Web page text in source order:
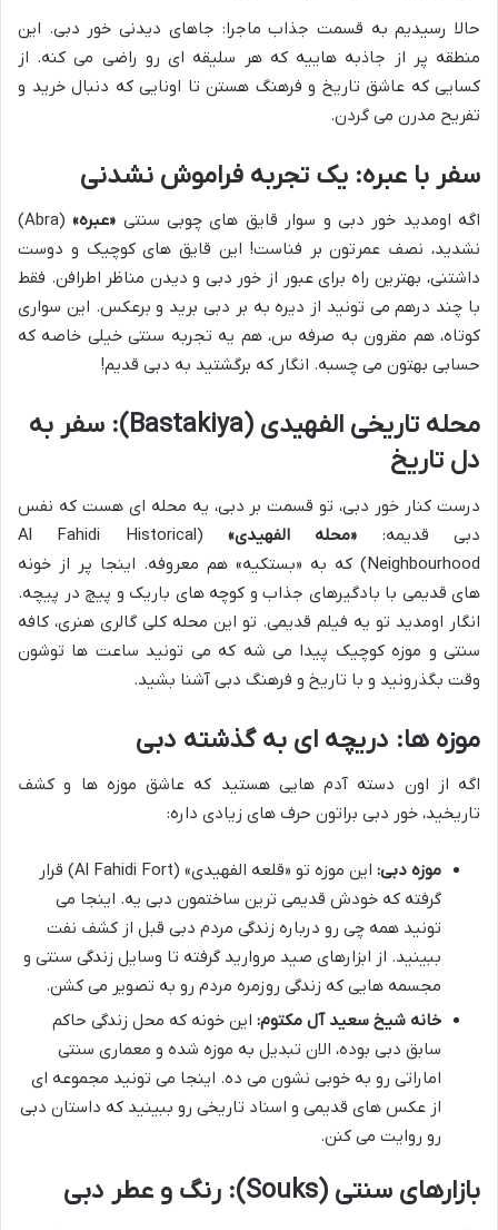
حالا رسیدیم به قسمت جذاب ماجرا: جاهای دیدنی خور دبی. این
منطقه پر از جاذبه هاییه که هر سلیقه ای رو راضی می کنه. از
کسایی که عاشق تاریخ و فرهنگ هستن تا اونایی که دنبال خرید و
تفریح مدرن می گردن.
سفر با عبره: یک تجربه فراموش نشدنی
اگه اومدید خور دبی و سوار قایق های چوبی سنتی «عبره»
(Abra)
نشدید، نصف عمرتون بر فناست! این قایق های کوچیک و دوست
داشتنی، بهترین راه برای عبور از خور دبی و دیدن مناظر اطرافن. فقط
با چند درهم می تونید از دیره به بر دبی برید و برعکس. این سواری
کوتاه، هم مقرون به صرفه س، هم یه تجربه سنتی خیلی خاصه که
حسابی بهتون می چسبه. انگار که برگشتید به دبی قدیم!
محله تاریخی الفهیدی (Bastakiya): سفر به
دل تاریخ
درست کنار خور دبی، تو قسمت بر دبی، یه محله ای هست که نفس
دبی قدیمه: «محله الفهیدی»
(Al Fahidi Historical
Neighbourhood) که به «بستکیه» هم معروفه. اینجا پر از خونه
های قدیمی با بادگیرهای جذاب و کوچه های باریک و پیچ در پیچه.
انگار اومدید تو یه فیلم قدیمی. تو این محله کلی گالری هنری، کافه
سنتی و موزه کوچیک پیدا می شه که می تونید ساعت ها توشون
وقت بگذرونید و با تاریخ و فرهنگ دبی آشنا بشید.
موزه ها: دریچه ای به گذشته دبی
اگه از اون دسته آدم هایی هستید که عاشق موزه ها و کشف
تاریخید، خور دبی براتون حرف های زیادی داره:
موزه دبی:
این موزه تو «قلعه الفهیدی» (Al Fahidi Fort) قرار
گرفته که خودش قدیمی ترین ساختمون دبی یه. اینجا می
تونید همه چی رو درباره زندگی مردم دبی قبل از کشف نفت
ببینید. از ابزارهای صید مروارید گرفته تا وسایل زندگی سنتی و
مجسمه هایی که زندگی روزمره مردم رو به تصویر می کشن.
خانه شیخ سعید آل مکتوم: این خونه که محل زندگی حاکم
سابق دبی بوده، الان تبدیل به موزه شده و معماری سنتی
اماراتی رو به خوبی نشون می ده. اینجا می تونید مجموعه ای
از عکس های قدیمی و اسناد تاریخی رو ببینید که داستان دبی
رو روایت می کنن.
بازارهای سنتی (Souks): رنگ و عطر دبی